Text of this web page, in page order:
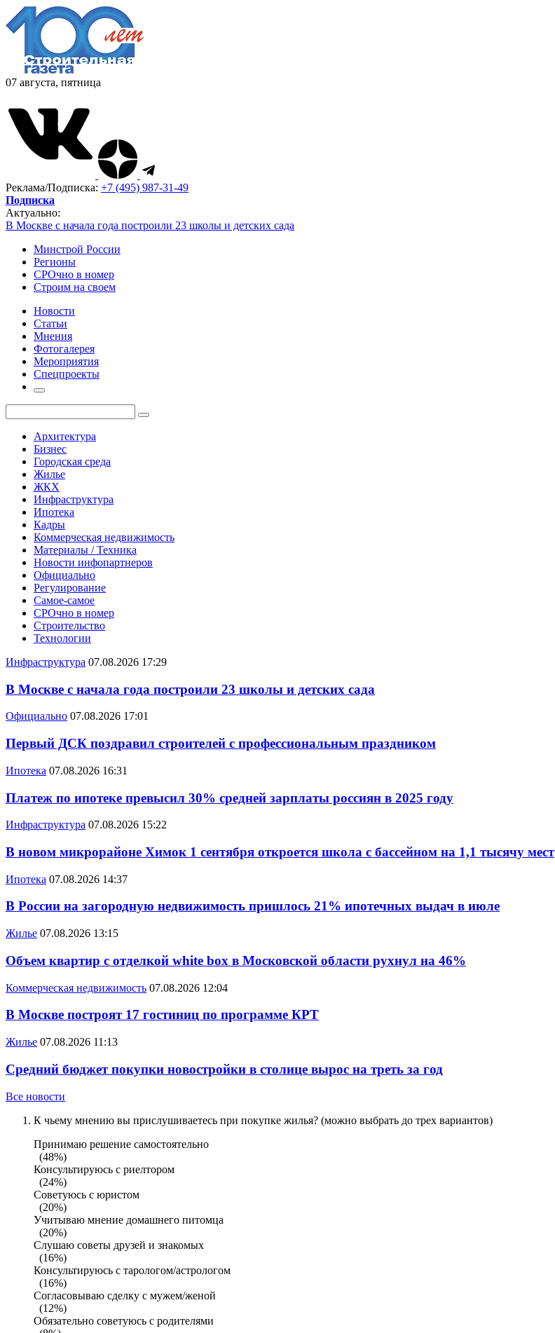
07 августа, пятница
Реклама/Подписка: +7 (495) 987-31-49
Подписка
Актуально:
В Москве с начала года построили 23 школы и детских сада
Минстрой России
Регионы
СРОчно в номер
Строим на своем
Новости
Статьи
Мнения
Фотогалерея
Мероприятия
Спецпроекты
Архитектура
Бизнес
Городская среда
Жилье
ЖКХ
Инфраструктура
Ипотека
Кадры
Коммерческая недвижимость
Материалы / Техника
Новости инфопартнеров
Официально
Регулирование
Самое-самое
СРОчно в номер
Строительство
Технологии
Инфраструктура 07.08.2026 17:29
В Москве с начала года построили 23 школы и детских сада
Официально 07.08.2026 17:01
Первый ДСК поздравил строителей с профессиональным праздником
Ипотека 07.08.2026 16:31
Платеж по ипотеке превысил 30% средней зарплаты россиян в 2025 году
Инфраструктура 07.08.2026 15:22
В новом микрорайоне Химок 1 сентября откроется школа с бассейном на 1,1 тысячу мест
Ипотека 07.08.2026 14:37
В России на загородную недвижимость пришлось 21% ипотечных выдач в июле
Жилье 07.08.2026 13:15
Объем квартир с отделкой white box в Московской области рухнул на 46%
Коммерческая недвижимость 07.08.2026 12:04
В Москве построят 17 гостиниц по программе КРТ
Жилье 07.08.2026 11:13
Средний бюджет покупки новостройки в столице вырос на треть за год
Все новости
К чьему мнению вы прислушиваетесь при покупке жилья? (можно выбрать до трех вариантов)
Принимаю решение самостоятельно
(48%)
Консультируюсь с риелтором
(24%)
Советуюсь с юристом
(20%)
Учитываю мнение домашнего питомца
(20%)
Слушаю советы друзей и знакомых
(16%)
Консультируюсь с тарологом/астрологом
(16%)
Согласовываю сделку с мужем/женой
(12%)
Обязательно советуюсь с родителями